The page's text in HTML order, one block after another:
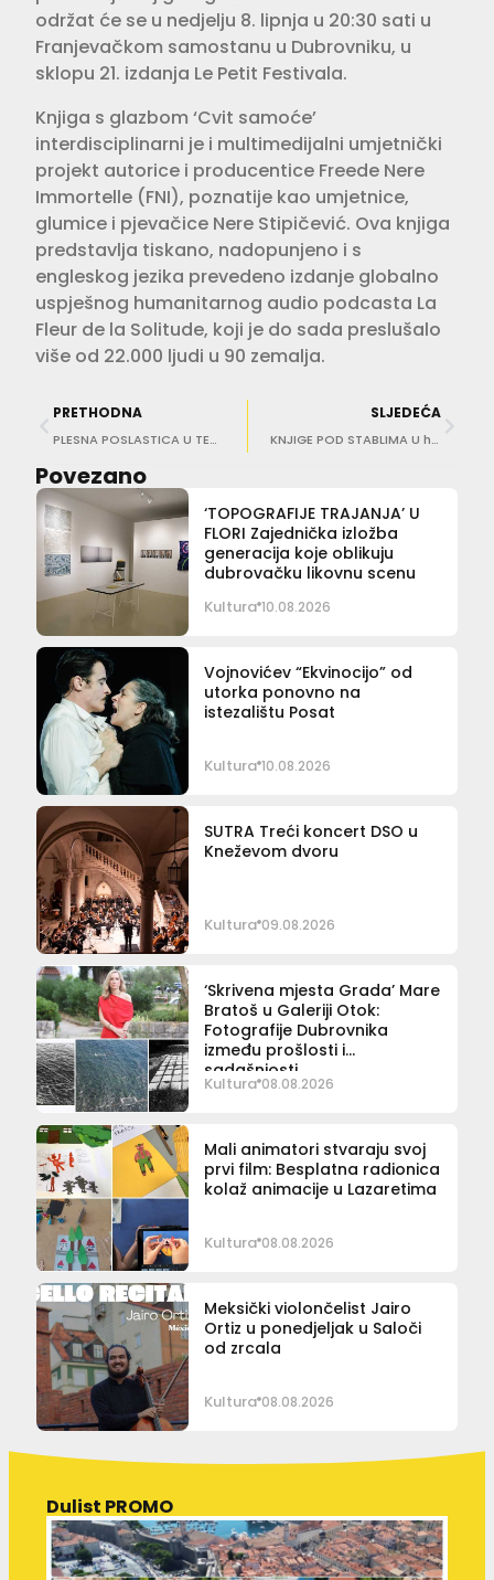
održat će se u nedjelju 8. lipnja u 20:30 sati u
Franjevačkom samostanu u Dubrovniku, u
sklopu 21. izdanja Le Petit Festivala.
Knjiga s glazbom ‘Cvit samoće’
interdisciplinarni je i multimedijalni umjetnički
projekt autorice i producentice Freede Nere
Immortelle (FNI), poznatije kao umjetnice,
glumice i pjevačice Nere Stipičević. Ova knjiga
predstavlja tiskano, nadopunjeno i s
engleskog jezika prevedeno izdanje globalno
uspješnog humanitarnog audio podcasta La
Fleur de la Solitude, koji je do sada preslušalo
više od 22.000 ljudi u 90 zemalja.
PRETHODNA
PLESNA POSLASTICA U TEATRU Shakespeareov “Othello”
SLJEDEĆA
KNJIGE POD STABLIMA U hladovini Čokolina možete susresti književnicu Nives Madunić Barišić
Povezano
‘TOPOGRAFIJE TRAJANJA’ U
FLORI Zajednička izložba
generacija koje oblikuju
dubrovačku likovnu scenu
Kultura 10.08.2026
Vojnovićev “Ekvinocijo” od
utorka ponovno na
istezalištu Posat
Kultura 10.08.2026
SUTRA Treći koncert DSO u
Kneževom dvoru
Kultura 09.08.2026
‘Skrivena mjesta Grada’ Mare
Bratoš u Galeriji Otok:
Fotografije Dubrovnika
između prošlosti i
sadašnjosti
Kultura 08.08.2026
Mali animatori stvaraju svoj
prvi film: Besplatna radionica
kolaž animacije u Lazaretima
Kultura 08.08.2026
Meksički violončelist Jairo
Ortiz u ponedjeljak u Saloči
od zrcala
Kultura 08.08.2026
Dulist PROMO